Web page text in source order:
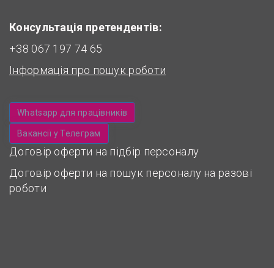
Консультація претендентів:
+38 067 197 74 65
Інформація про пошук роботи
Whatsapp для працівників
Вакансії у Телеграм
Договір оферти на підбір персоналу
Договір оферти на пошук персоналу на разові
роботи